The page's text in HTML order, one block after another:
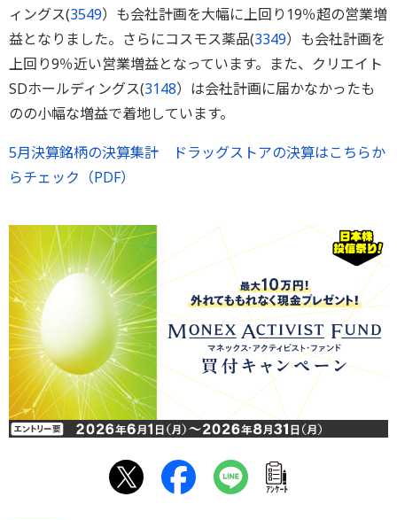
ィングス(3549）も会社計画を大幅に上回り19％超の営業増
益となりました。さらにコスモス薬品(3349）も会社計画を
上回り9％近い営業増益となっています。また、クリエイト
SDホールディングス(3148）は会社計画に届かなかったも
のの小幅な増益で着地しています。
5月決算銘柄の決算集計 ドラッグストアの決算はこちらか
らチェック（PDF）
ｱﾝｹｰﾄ